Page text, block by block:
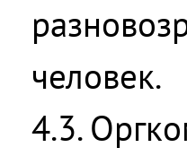
человек.
4.3.